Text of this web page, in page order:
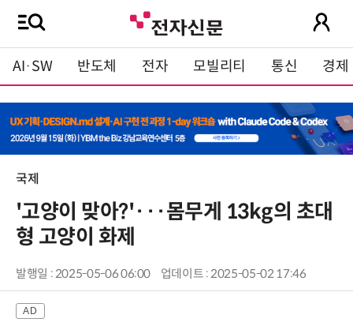
AI·SW 반도체 전자 모빌리티 통신 경제
국제
'고양이 맞아?'···몸무게 13kg의 초대
형 고양이 화제
발행일 : 2025-05-06 06:00 업데이트 : 2025-05-02 17:46